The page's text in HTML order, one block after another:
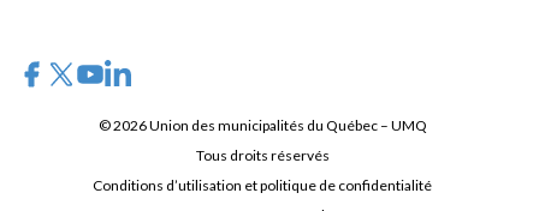
© 2026 Union des municipalités du Québec – UMQ
Tous droits réservés
Conditions d’utilisation et politique de confidentialité